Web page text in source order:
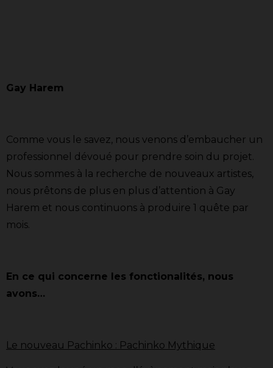
Gay Harem
Comme vous le savez, nous venons d’embaucher un
professionnel dévoué pour prendre soin du projet.
Nous sommes à la recherche de nouveaux artistes,
nous prêtons de plus en plus d’attention à Gay
Harem et nous continuons à produire 1 quête par
mois.
En ce qui concerne les fonctionalités, nous
avons…
Le nouveau Pachinko : Pachinko Mythique